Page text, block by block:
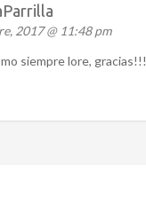
2017 @ 11:48 pm
siempre lore, gracias!!!